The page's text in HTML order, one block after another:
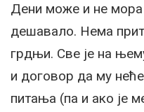
Дени може и не
дешавало. Нема
грдњи. Све је на
и договор да му
питања (па и ако је